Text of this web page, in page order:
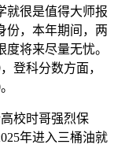
就很是值得大师报
份，本年期间，两
将来尽量无忧。
登科分数方面，
校时哥强烈保
年进入三桶油就